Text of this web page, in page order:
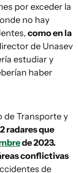
por exceder la
no hay
como en la
de Unasev
estudiar y
haber
de Transporte y
radares que
de 2023.
conflictivas
de